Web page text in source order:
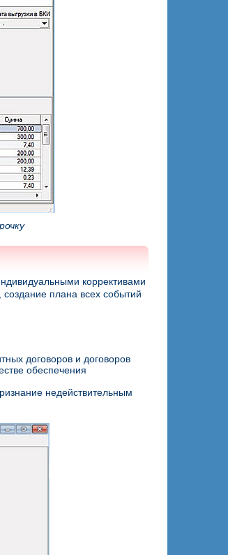
коррективами
создание плана всех событий
договоров и договоров
обеспечения
недействительным